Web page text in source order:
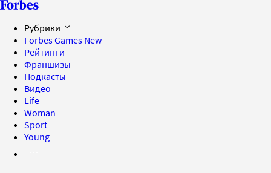
Рубрики
Forbes Games New
Рейтинги
Франшизы
Подкасты
Видео
Life
Woman
Sport
Young